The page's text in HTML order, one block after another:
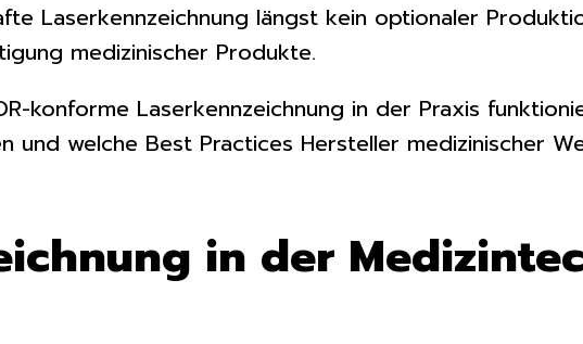
Laserkennzeichnung längst kein optionaler
medizinischer Produkte.
konforme Laserkennzeichnung in der Praxis
und welche Best Practices Hersteller medizinischer
in der